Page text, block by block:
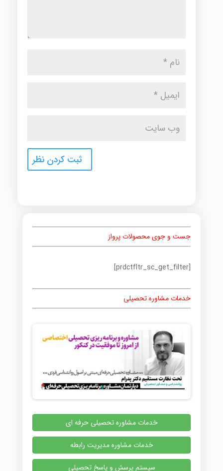
جست و جوی محصولات پرواز
[prdctfltr_sc_get_filter]
خدمات مشاوره تحصیلی
خدمات مشاوره تحصیلی حرفه ای
خدمات مشاوره مدیریت رابطه
سیستم پرسش و پاسخ تحصیلی